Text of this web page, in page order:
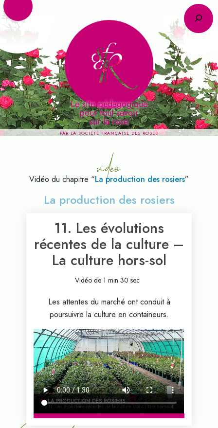
Le site pédagogique
pour tout savoir
sur la rose
PAR LA SOCIÉTÉ FRANÇAISE DES ROSES
video
Vidéo du chapitre “La production des rosiers”
La production des rosiers
11. Les évolutions
récentes de la culture –
La culture hors-sol
Vidéo de 1 min 30 sec
Les attentes du marché ont conduit à
poursuivre la culture en containeurs.